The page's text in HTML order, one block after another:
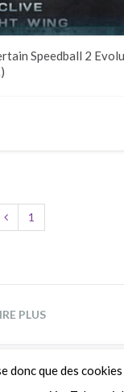
Speedball 2
1
PLUS
que des